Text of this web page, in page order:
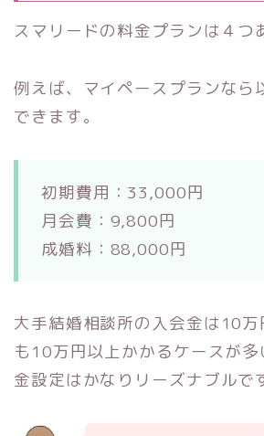
スマリードの料金プランは４つ
例えば、マイペースプランなら
できます。
初期費用：33,000円
月会費：9,800円
成婚料：88,000円
大手結婚相談所の入会金は10
も10万円以上かかるケースが
金設定はかなりリーズナブルで